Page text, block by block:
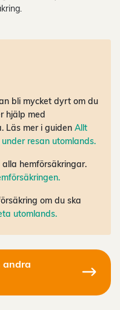
bli mycket dyrt om du
hjälp med
Läs mer i guiden Allt
resan utomlands.
hemförsäkringar.
om du ska
utomlands.
andra